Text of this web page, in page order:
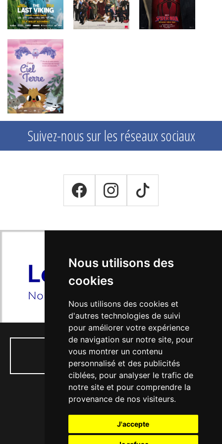
Nous utilisons des
cookies
Nous utilisons des cookies et
d'autres technologies de suivi
pour améliorer votre expérience
de navigation sur notre site, pour
vous montrer un contenu
personnalisé et des publicités
ciblées, pour analyser le trafic de
notre site et pour comprendre la
provenance de nos visiteurs.
J'accepte
Suivez-nous sur les réseaux sociaux
01 34 74 04 53
77, rue Paul Doumer - 56, Bd Victor Hugo
78130 LES MUREAUX